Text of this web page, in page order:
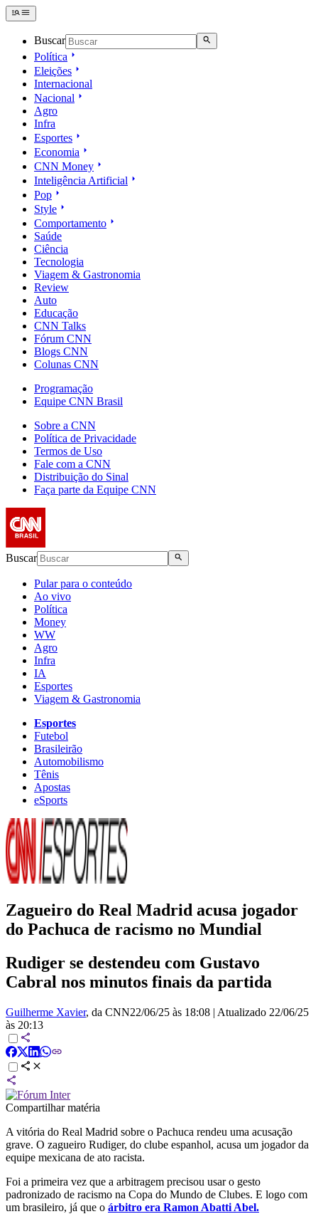
Buscar
Política
Eleições
Internacional
Nacional
Agro
Infra
Esportes
Economia
CNN Money
Inteligência Artificial
Pop
Style
Comportamento
Saúde
Ciência
Tecnologia
Viagem & Gastronomia
Review
Auto
Educação
CNN Talks
Fórum CNN
Blogs CNN
Colunas CNN
Programação
Equipe CNN Brasil
Sobre a CNN
Política de Privacidade
Termos de Uso
Fale com a CNN
Distribuição do Sinal
Faça parte da Equipe CNN
Buscar
Pular para o conteúdo
Ao vivo
Política
Money
WW
Agro
Infra
IA
Esportes
Viagem & Gastronomia
Esportes
Futebol
Brasileirão
Automobilismo
Tênis
Apostas
eSports
Zagueiro do Real Madrid acusa jogador
do Pachuca de racismo no Mundial
Rudiger se destendeu com Gustavo
Cabral nos minutos finais da partida
Guilherme Xavier, da CNN22/06/25 às 18:08 | Atualizado 22/06/25
às 20:13
Compartilhar matéria
A vitória do Real Madrid sobre o Pachuca rendeu uma acusação
grave. O zagueiro Rudiger, do clube espanhol, acusa um jogador da
equipe mexicana de ato racista.
Foi a primeira vez que a arbitragem precisou usar o gesto
padronizado de racismo na Copa do Mundo de Clubes. E logo com
um brasileiro, já que o árbitro era Ramon Abatti Abel.